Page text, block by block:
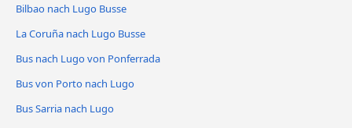
Bilbao nach Lugo Busse
La Coruña nach Lugo Busse
Bus nach Lugo von Ponferrada
Bus von Porto nach Lugo
Bus Sarria nach Lugo